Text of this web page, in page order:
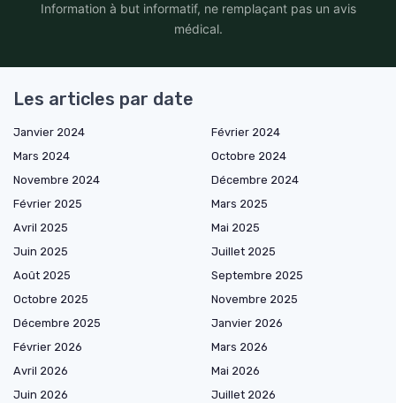
Information à but informatif, ne remplaçant pas un avis
médical.
Les articles par date
Janvier 2024
Février 2024
Mars 2024
Octobre 2024
Novembre 2024
Décembre 2024
Février 2025
Mars 2025
Avril 2025
Mai 2025
Juin 2025
Juillet 2025
Août 2025
Septembre 2025
Octobre 2025
Novembre 2025
Décembre 2025
Janvier 2026
Février 2026
Mars 2026
Avril 2026
Mai 2026
Juin 2026
Juillet 2026